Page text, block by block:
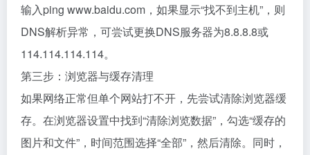
输入ping www.baidu.com，如果显示“找不到主机”，则
DNS解析异常，可尝试更换DNS服务器为8.8.8.8或
114.114.114.114。
第三步：浏览器与缓存清理
如果网络正常但单个网站打不开，先尝试清除浏览器缓
存。在浏览器设置中找到“清除浏览数据”，勾选“缓存的
图片和文件”，时间范围选择“全部”，然后清除。同时，